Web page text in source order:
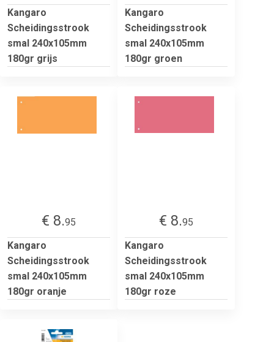
Kangaro
Scheidingsstrook
smal 240x105mm
180gr grijs
Kangaro
Scheidingsstrook
smal 240x105mm
180gr groen
€ 8.95
Kangaro
Scheidingsstrook
smal 240x105mm
180gr oranje
€ 8.95
Kangaro
Scheidingsstrook
smal 240x105mm
180gr roze